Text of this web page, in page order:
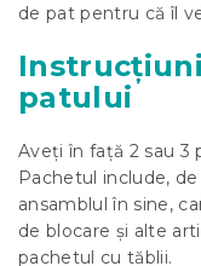
de pat pentru că îl
patului
Aveți în față 2 sau 3
Pachetul include,
ansamblul în sine,
de blocare și alte
pachetul cu tăblii.